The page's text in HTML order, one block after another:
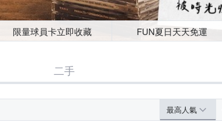
限量球員卡立即收藏 FUN夏日天天免運
二手
最高人氣